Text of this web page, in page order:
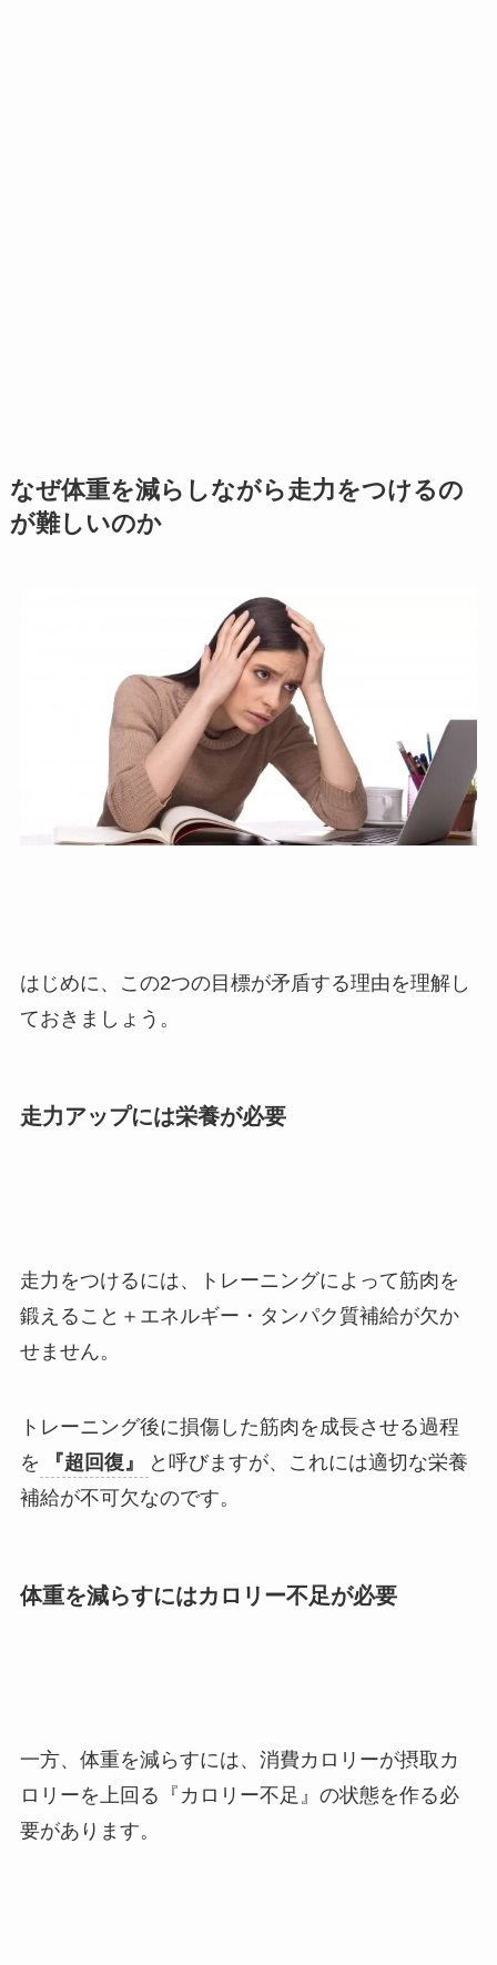
なぜ体重を減らしながら走力をつけるの
が難しいのか
はじめに、この2つの目標が矛盾する理由を理解し
ておきましょう。
走力アップには栄養が必要
走力をつけるには、トレーニングによって筋肉を
鍛えること＋エネルギー・タンパク質補給が欠か
せません。
トレーニング後に損傷した筋肉を成長させる過程
を
『超回復』
と呼びますが、これには適切な栄養
補給が不可欠なのです。
体重を減らすにはカロリー不足が必要
一方、体重を減らすには、消費カロリーが摂取カ
ロリーを上回る『カロリー不足』の状態を作る必
要があります。